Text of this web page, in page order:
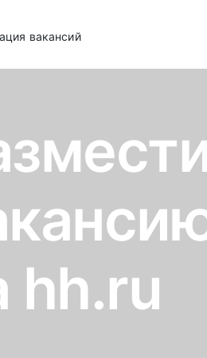
вакансий
hh.ru